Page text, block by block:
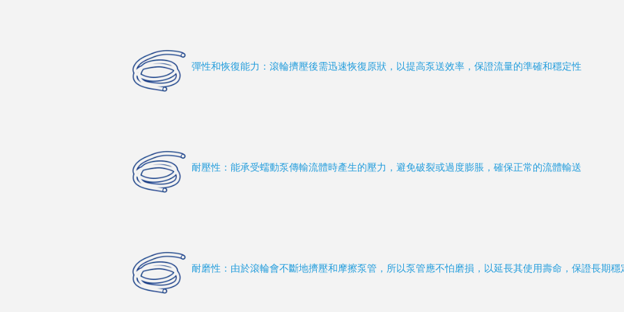
彈性和恢復能力：滾輪擠壓後需迅速恢復原狀，以提高泵送效率，保證流量的準確和穩定性
耐壓性：能承受蠕動泵傳輸流體時產生的壓力，避免破裂或過度膨脹，確保正常的流體輸送
耐磨性：由於滾輪會不斷地擠壓和摩擦泵管，所以泵管應不怕磨損，以延長其使用壽命，保證長期穩